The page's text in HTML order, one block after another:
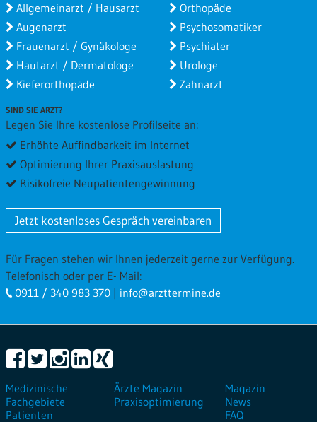
Allgemeinarzt / Hausarzt
Augenarzt
Frauenarzt / Gynäkologe
Hautarzt / Dermatologe
Kieferorthopäde
Orthopäde
Psychosomatiker
Psychiater
Urologe
Zahnarzt
SIND SIE ARZT?
Legen Sie Ihre kostenlose Profilseite an:
Erhöhte Auffindbarkeit im Internet
Optimierung Ihrer Praxisauslastung
Risikofreie Neupatientengewinnung
Jetzt kostenloses Gespräch vereinbaren
Für Fragen stehen wir Ihnen jederzeit gerne zur Verfügung.
Telefonisch oder per E- Mail:
0911 / 340 983 370 | info@arzttermine.de
Medizinische
Fachgebiete
Patienten
Ärzte Magazin
Praxisoptimierung
Magazin
News
FAQ